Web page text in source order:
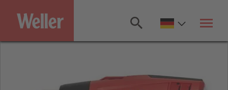
Hauptinhalt
springen